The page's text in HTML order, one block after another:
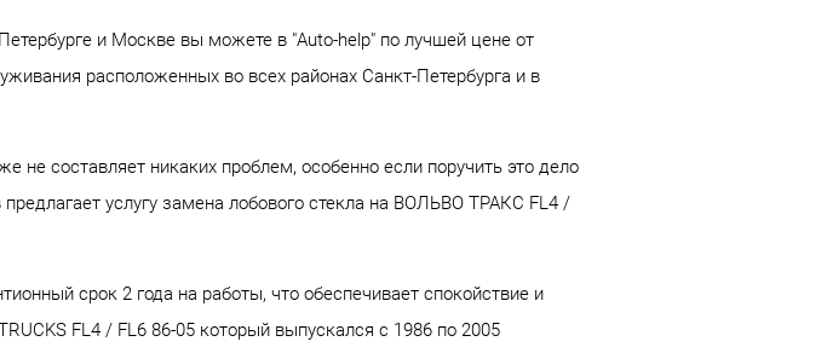
и Москве вы можете в "Auto-help" по лучшей цене от
расположенных во всех районах Санкт-Петербурга и в
не составляет никаких проблем, особенно если поручить это дело
услугу замена лобового стекла на ВОЛЬВО ТРАКС FL4 /
срок 2 года на работы, что обеспечивает спокойствие и
FL4 / FL6 86-05 который выпускался с 1986 по 2005